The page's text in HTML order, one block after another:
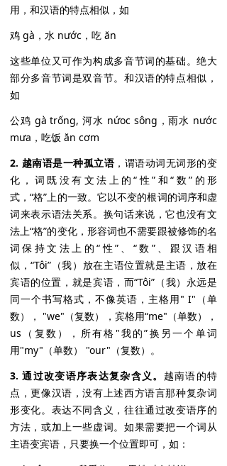
用，和汉语的特点相似，如
鸡 gà，水 nước，吃 ăn
这些单位又可作为构成多音节词的基础。绝大
部分多音节词是双音节。和汉语的特点相似，
如
公鸡 gà trống, 河水 nứoc sông，雨水 nước
mưa，吃饭 ăn cơm
2. 越南语是一种孤立语，谓语动词无词形的变
化，词既没有文法上的“性”和“数”的形
式，“格”上的一致。它以不变的根词的词序和虚
词来表示语法关系。换句话来说，它也没有文
法上“格”的变化，形容词也不需要跟被修饰的名
词保持文法上的“性”、“数”、跟汉语相
似，“Tôi”（我）放在主语位置就是主语，放在
宾语的位置，就是宾语，而“Tôi”（我）永远是
同一个书写格式，不像英语，主格用" I"（单
数）， "we"（复数），宾格用“me"（单数），
us（复数），所有格"我的”换另一个单词
用"my"（单数） "our"（复数）。
3. 通过改变语序表达复杂含义。 越南语的特
点，更像汉语，没有上述西方语言那种复杂词
形变化。表达不同含义，往往通过改变语序的
方法，或加上一些虚词。如果需要把一个词从
主语变宾语，只要换一个位置即可，如：